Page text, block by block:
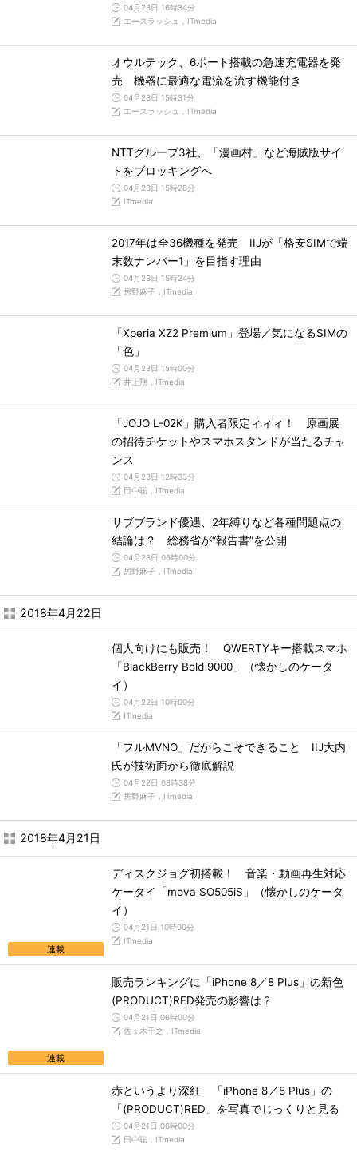
04月23日 16時34分
エースラッシュ，ITmedia
オウルテック、6ポート搭載の急速充電器を発
売 機器に最適な電流を流す機能付き
04月23日 15時31分
エースラッシュ，ITmedia
NTTグループ3社、「漫画村」など海賊版サイ
トをブロッキングへ
04月23日 15時28分
ITmedia
2017年は全36機種を発売 IIJが「格安SIMで端
末数ナンバー1」を目指す理由
04月23日 15時24分
房野麻子，ITmedia
「Xperia XZ2 Premium」登場／気になるSIMの
「色」
04月23日 15時00分
井上翔，ITmedia
「JOJO L-02K」購入者限定ィィィ！ 原画展
の招待チケットやスマホスタンドが当たるチャ
ンス
04月23日 12時33分
田中聡，ITmedia
サブブランド優遇、2年縛りなど各種問題点の
結論は？ 総務省が“報告書”を公開
04月23日 06時00分
房野麻子，ITmedia
2018年4月22日
個人向けにも販売！ QWERTYキー搭載スマホ
「BlackBerry Bold 9000」（懐かしのケータ
イ）
04月22日 10時00分
ITmedia
「フルMVNO」だからこそできること IIJ大内
氏が技術面から徹底解説
04月22日 08時38分
房野麻子，ITmedia
2018年4月21日
連載
ディスクジョグ初搭載！ 音楽・動画再生対応
ケータイ「mova SO505iS」（懐かしのケータ
イ）
04月21日 10時00分
ITmedia
連載
販売ランキングに「iPhone 8／8 Plus」の新色
(PRODUCT)RED発売の影響は？
04月21日 06時00分
佐々木千之，ITmedia
赤というより深紅 「iPhone 8／8 Plus」の
「(PRODUCT)RED」を写真でじっくりと見る
04月21日 06時00分
田中聡，ITmedia